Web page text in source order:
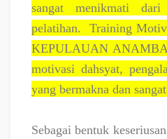
sangat menikmati
pelatihan.
Training
KEPULAUAN
motivasi dahsyat,
yang bermakna dan
Sebagai bentuk